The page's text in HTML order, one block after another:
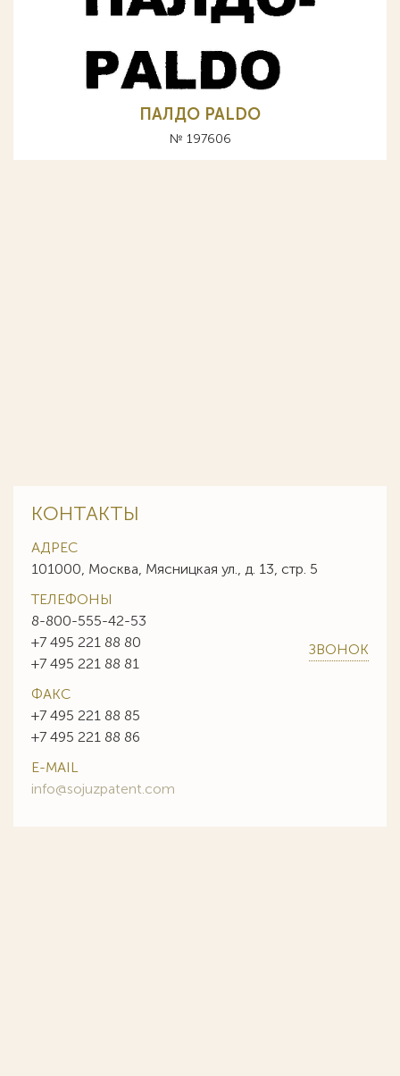
ПАЛДО PALDO
№ 197606
КОНТАКТЫ
АДРЕС
101000, Москва, Мясницкая ул., д. 13, стр. 5
ТЕЛЕФОНЫ
8-800-555-42-53
+7 495 221 88 80
+7 495 221 88 81
ЗВОНОК
ФАКС
+7 495 221 88 85
+7 495 221 88 86
E-MAIL
info@sojuzpatent.com